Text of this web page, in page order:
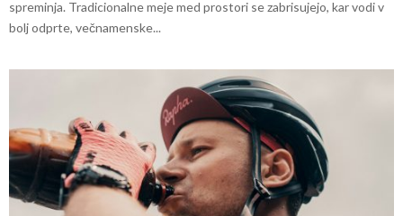
spreminja. Tradicionalne meje med prostori se zabrisujejo, kar vodi v
bolj odprte, večnamenske...